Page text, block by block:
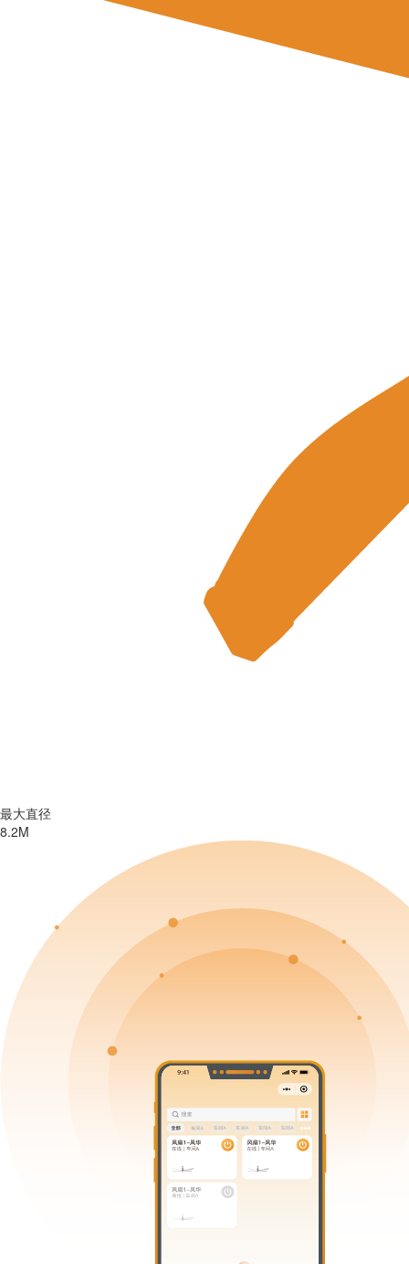
最大直径
8.2M
最大直径
7.3米
最大直径
7.3米
最大直径
4.2M
最大直径
2M
最大直径
2M
最大直径
7.3米